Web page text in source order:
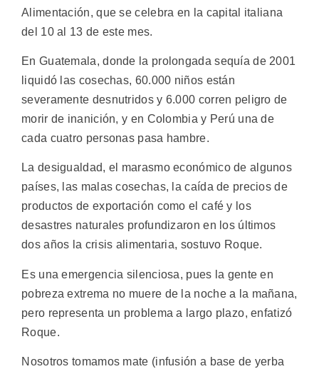
Alimentación, que se celebra en la capital italiana
del 10 al 13 de este mes.
En Guatemala, donde la prolongada sequía de 2001
liquidó las cosechas, 60.000 niños están
severamente desnutridos y 6.000 corren peligro de
morir de inanición, y en Colombia y Perú una de
cada cuatro personas pasa hambre.
La desigualdad, el marasmo económico de algunos
países, las malas cosechas, la caída de precios de
productos de exportación como el café y los
desastres naturales profundizaron en los últimos
dos años la crisis alimentaria, sostuvo Roque.
Es una emergencia silenciosa, pues la gente en
pobreza extrema no muere de la noche a la mañana,
pero representa un problema a largo plazo, enfatizó
Roque.
Nosotros tomamos mate (infusión a base de yerba